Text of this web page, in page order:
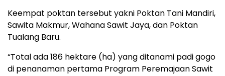
Keempat poktan tersebut yakni Poktan Tani Mandiri,
Sawita Makmur, Wahana Sawit Jaya, dan Poktan
Tualang Baru.
“Total ada 186 hektare (ha) yang ditanami padi gogo
di penanaman pertama Program Peremajaan Sawit